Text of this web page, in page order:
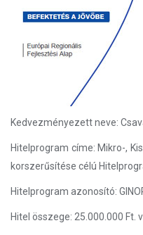
Kedvezményezett neve:
Hitelprogram címe: Mikro-,
korszerűsítése célú
Hitelprogram azonosító:
Hitel összege: 25.000.000